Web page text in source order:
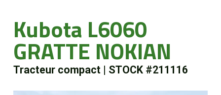
Kubota L6060
GRATTE NOKIAN
Tracteur compact STOCK #211116
Équipements usagés
Pièces et services
Agriculture de précision